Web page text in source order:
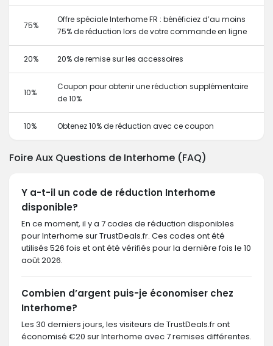
75%
Offre spéciale Interhome FR : bénéficiez d’au moins
75% de réduction lors de votre commande en ligne
20% 20% de remise sur les accessoires
10%
Coupon pour obtenir une réduction supplémentaire
de 10%
10% Obtenez 10% de réduction avec ce coupon
Foire Aux Questions de Interhome (FAQ)
Y a-t-il un code de réduction Interhome
disponible?
En ce moment, il y a 7 codes de réduction disponibles
pour Interhome sur TrustDeals.fr. Ces codes ont été
utilisés 526 fois et ont été vérifiés pour la dernière fois le 10
août 2026.
Combien d’argent puis-je économiser chez
Interhome?
Les 30 derniers jours, les visiteurs de TrustDeals.fr ont
économisé €20 sur Interhome avec 7 remises différentes.